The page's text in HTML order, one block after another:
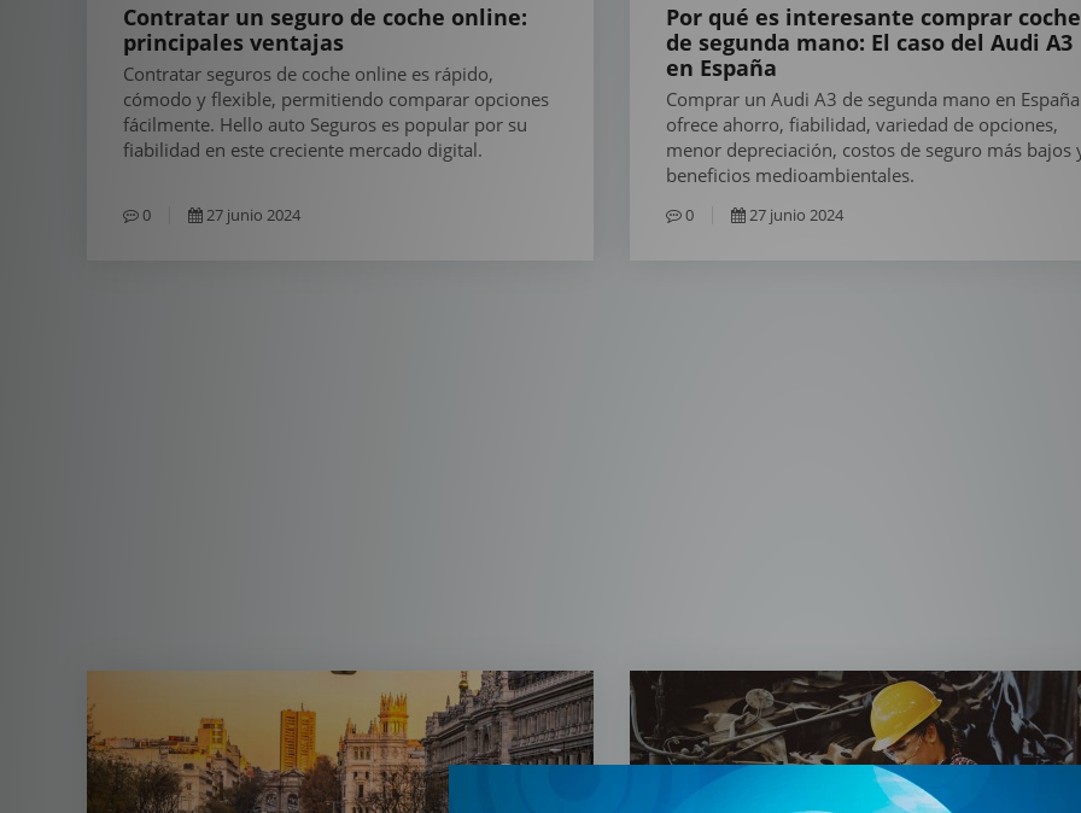
Contratar un seguro de coche online:
principales ventajas
Contratar seguros de coche online es rápido,
cómodo y flexible, permitiendo comparar opciones
fácilmente. Hello auto Seguros es popular por su
fiabilidad en este creciente mercado digital.
0 27 junio 2024
Por qué es interesante comprar
de segunda mano: El caso del Audi A3
en España
Comprar un Audi A3 de segunda mano en España
ofrece ahorro, fiabilidad, variedad de opciones,
menor depreciación, costos de seguro más bajos
beneficios medioambientales.
0 27 junio 2024